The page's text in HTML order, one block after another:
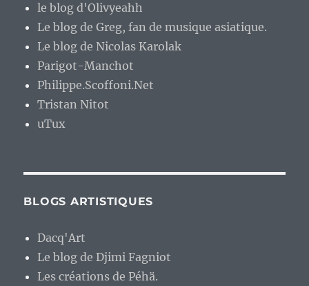
le blog d'Olivyeahh
Le blog de Greg, fan de musique asiatique.
Le blog de Nicolas Karolak
Parigot-Manchot
Philippe.Scoffoni.Net
Tristan Nitot
uTux
BLOGS ARTISTIQUES
Dacq'Art
Le blog de Djimi Fagniot
Les créations de Péhä.